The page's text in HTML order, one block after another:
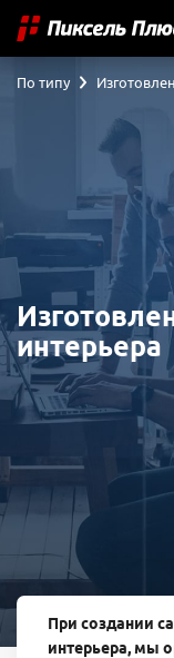
интерьера
По типу
При создании
интерьера, мы